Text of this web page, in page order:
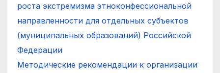
роста экстремизма этноконфессиональной
направленности для отдельных субъектов
(муниципальных образований) Российской
Федерации
Методические рекомендации к организации